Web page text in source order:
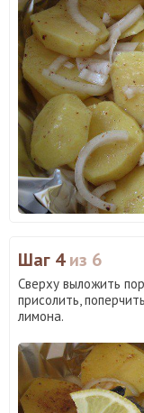
Шаг 4из 6
Сверху выложить
присолить,
лимона.